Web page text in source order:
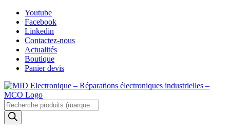
Skip
content
Youtube
Facebook
Linkedin
Contactez-nous
Actualités
Boutique
Panier devis
Recherche
de
produits